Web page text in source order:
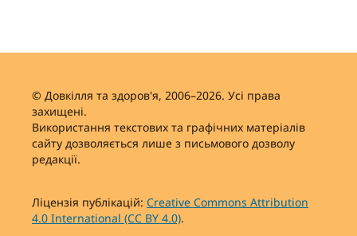
© Довкілля та здоров'я, 2006–2026. Усі права
захищені.
Використання текстових та графічних матеріалів
сайту дозволяється лише з письмового дозволу
редакції.
Ліцензія публікацій: Creative Commons Attribution
4.0 International (CC BY 4.0).